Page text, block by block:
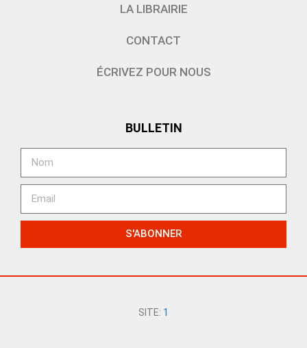
LA LIBRAIRIE
CONTACT
ÉCRIVEZ POUR NOUS
BULLETIN
S'ABONNER
SITE: 1